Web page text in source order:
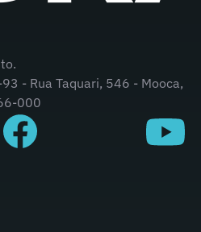
- Rua Taquari, 546 - Mooca,
000